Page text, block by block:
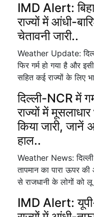
IMD Alert:
राज्यों में आंधी-
चेतावनी जारी..
Weather Update:
फिर गर्म हो गया है और
सहित कई राज्यों के लिए
दिल्ली-NCR में
राज्यों में
किया जारी, जानें
हाल..
Weather News:
तापमान का पारा ऊपर
से राजधानी के लोगों को
IMD Alert: